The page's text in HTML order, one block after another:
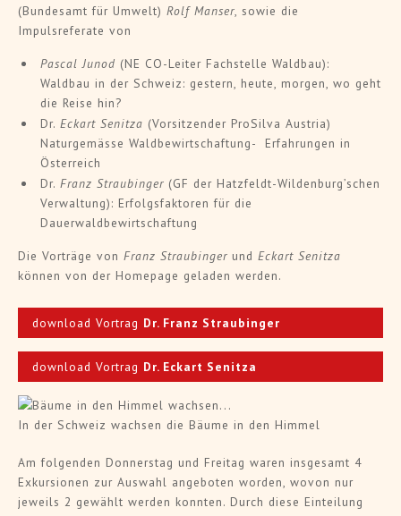
(Bundesamt für Umwelt) Rolf Manser, sowie die
Impulsreferate von
Pascal Junod (NE CO-Leiter Fachstelle Waldbau):
Waldbau in der Schweiz: gestern, heute, morgen, wo geht
die Reise hin?
Dr. Eckart Senitza (Vorsitzender ProSilva Austria)
Naturgemässe Waldbewirtschaftung- Erfahrungen in
Österreich
Dr. Franz Straubinger (GF der Hatzfeldt-Wildenburg’schen
Verwaltung): Erfolgsfaktoren für die
Dauerwaldbewirtschaftung
Die Vorträge von Franz Straubinger und Eckart Senitza
können von der Homepage geladen werden.
download Vortrag Dr. Franz Straubinger
download Vortrag Dr. Eckart Senitza
In der Schweiz wachsen die Bäume in den Himmel
Am folgenden Donnerstag und Freitag waren insgesamt 4
Exkursionen zur Auswahl angeboten worden, wovon nur
jeweils 2 gewählt werden konnten. Durch diese Einteilung